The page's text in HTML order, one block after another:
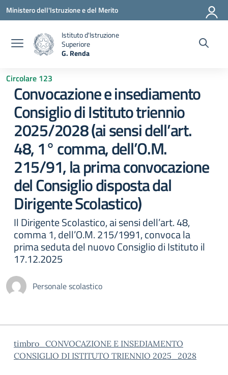
Vai ai contenuti
Vai al menu di navigazione
Vai al footer
Ministero dell'Istruzione e del Merito
Istituto d'Istruzione
Superiore
G. Renda
Circolare 123
Convocazione e insediamento
Consiglio di Istituto triennio
2025/2028 (ai sensi dell’art.
48, 1° comma, dell’O.M.
215/91, la prima convocazione
del Consiglio disposta dal
Dirigente Scolastico)
Il Dirigente Scolastico, ai sensi dell’art. 48,
comma 1, dell’O.M. 215/1991, convoca la
prima seduta del nuovo Consiglio di Istituto il
17.12.2025
Personale scolastico
timbro_CONVOCAZIONE E INSEDIAMENTO
CONSIGLIO DI ISTITUTO TRIENNIO 2025_2028